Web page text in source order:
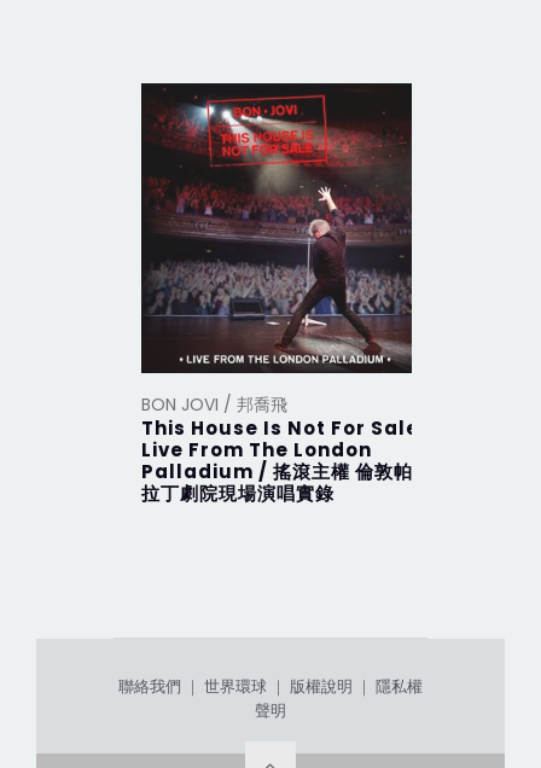
BON JOVI / 邦喬飛
This House Is Not For Sale
Live From The London
Palladium / 搖滾主權 倫敦帕
拉丁劇院現場演唱實錄
聯絡我們 ｜ 世界環球 ｜ 版權說明 ｜ 隱私權
聲明